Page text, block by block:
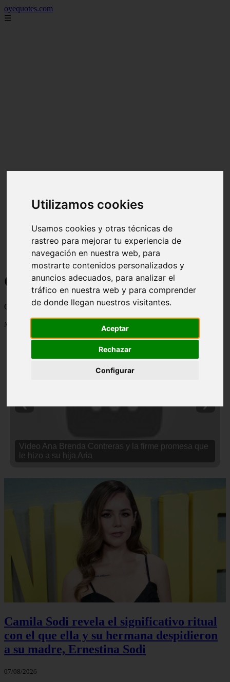
Utilizamos cookies
Usamos cookies y otras técnicas de
rastreo para mejorar tu experiencia de
navegación en nuestra web, para
mostrarte contenidos personalizados y
anuncios adecuados, para analizar el
tráfico en nuestra web y para comprender
de donde llegan nuestros visitantes.
Aceptar
Rechazar
Configurar
oyequotes.com
☰
Curiosidades y Sabias que
Cosas curiosas, curiosidades, noticias impactantes y mucho mas
Mostrando 1 - 24 de 2838 artículos
Video Ana Brenda Contreras y la firme promesa que
le hizo a su hija Aria
Camila Sodi revela el significativo ritual
con el que ella y su hermana despidieron
a su madre, Ernestina Sodi
07/08/2026